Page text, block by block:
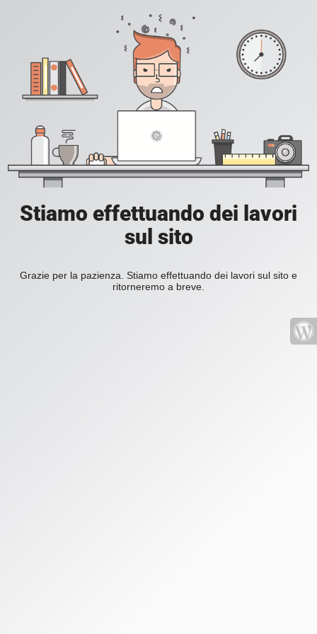
Stiamo effettuando dei lavori
sul sito
Grazie per la pazienza. Stiamo effettuando dei lavori sul sito e
ritorneremo a breve.